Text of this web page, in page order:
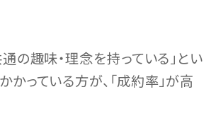
通の趣味・理念を持っている」とい
かっている方が、「成約率」が高